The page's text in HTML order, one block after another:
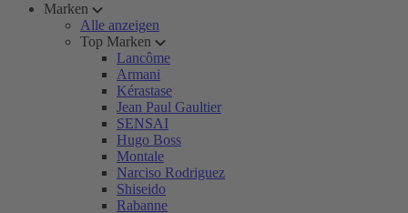
Marken
Alle anzeigen
Top Marken
Lancôme
Armani
Kérastase
Jean Paul Gaultier
SENSAI
Hugo Boss
Montale
Narciso Rodriguez
Shiseido
Rabanne